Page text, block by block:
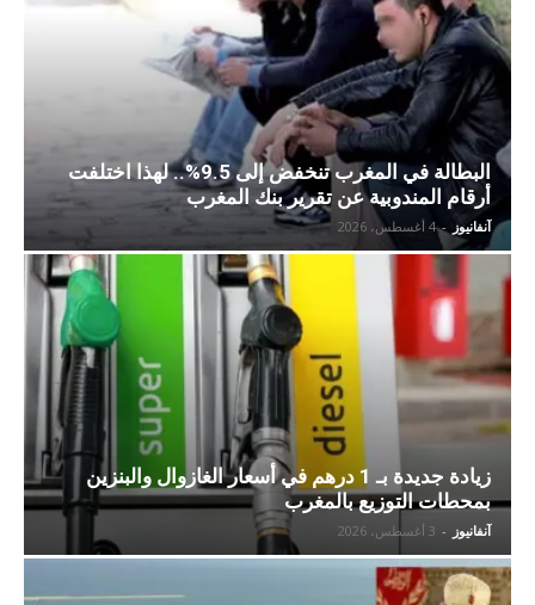
البطالة في المغرب تنخفض إلى 9.5%.. لهذا اختلفت
أرقام المندوبية عن تقرير بنك المغرب
آنفانيوز - 4 أغسطس، 2026
زيادة جديدة بـ 1 درهم في أسعار الغازوال والبنزين
بمحطات التوزيع بالمغرب
آنفانيوز - 3 أغسطس، 2026